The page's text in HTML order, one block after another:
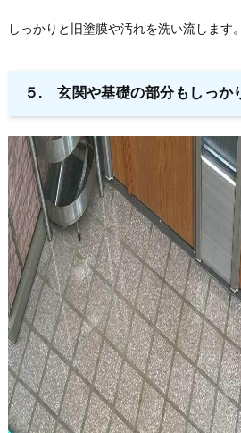
しっかりと旧塗膜や汚れを洗い流します。
５. 玄関や基礎の部分もしっか